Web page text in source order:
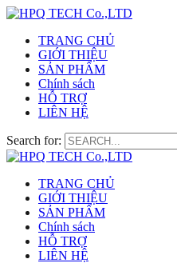
TRANG CHỦ
GIỚI THIỆU
SẢN PHẨM
Chính sách
HỖ TRỢ
LIÊN HỆ
Search for:
TRANG CHỦ
GIỚI THIỆU
SẢN PHẨM
Chính sách
HỖ TRỢ
LIÊN HỆ